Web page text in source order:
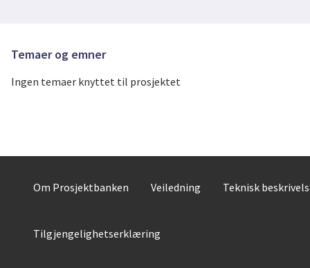
Temaer og emner
Ingen temaer knyttet til prosjektet
Om Prosjektbanken Veiledning Teknisk
Tilgjengelighetserklæring